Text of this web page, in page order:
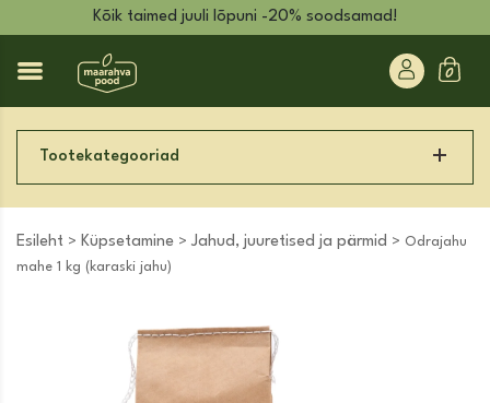
Kõik taimed juuli lõpuni -20% soodsamad!
Tootekategooriad
Esileht > Küpsetamine > Jahud, juuretised ja pärmid > Odrajahu
mahe 1 kg (karaski jahu)